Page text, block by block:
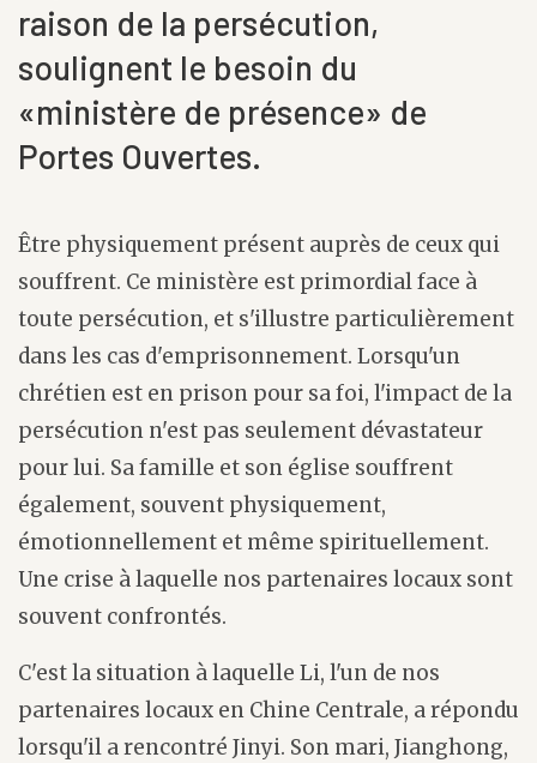
raison de la persécution,
soulignent le besoin du
«ministère de présence» de
Portes Ouvertes.
Être physiquement présent auprès de ceux qui
souffrent. Ce ministère est primordial face à
toute persécution, et s'illustre particulièrement
dans les cas d'emprisonnement. Lorsqu'un
chrétien est en prison pour sa foi, l'impact de la
persécution n'est pas seulement dévastateur
pour lui. Sa famille et son église souffrent
également, souvent physiquement,
émotionnellement et même spirituellement.
Une crise à laquelle nos partenaires locaux sont
souvent confrontés.
C'est la situation à laquelle Li, l'un de nos
partenaires locaux en Chine Centrale, a répondu
lorsqu'il a rencontré Jinyi. Son mari, Jianghong,